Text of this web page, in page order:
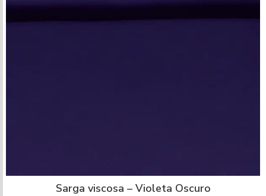
Sarga viscosa – Violeta Oscuro